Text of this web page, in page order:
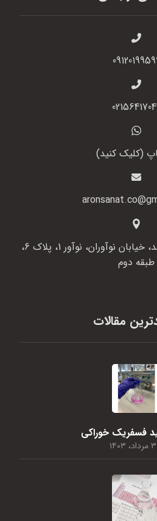
(کلیک کنید)
تهران، شهرک صنعتی پرند، خیابان نوآوران، نوآور 1، پلاک 6،
طبقه دوم
مقالات
فسفریک خوراکی
۳ مرداد، ۱۴۰۳